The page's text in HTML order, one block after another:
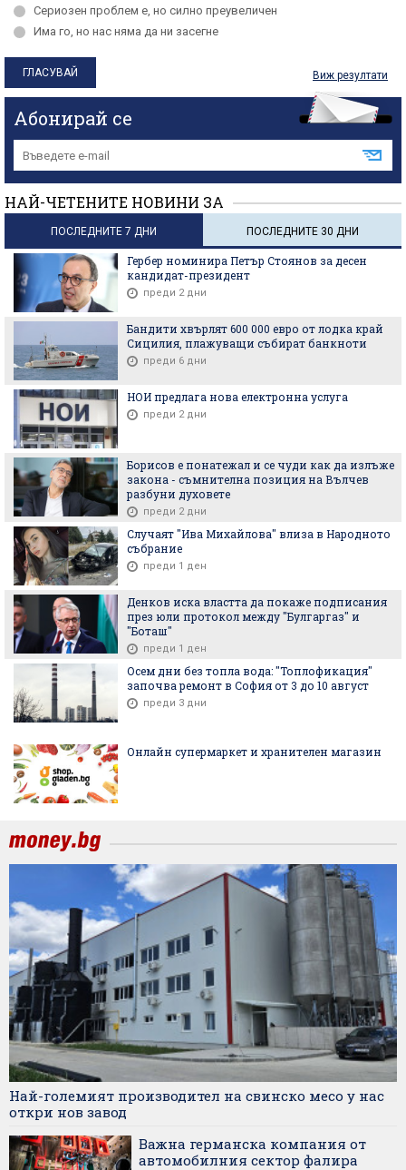
Сериозен проблем е, но силно преувеличен
Има го, но нас няма да ни засегне
Виж резултати
Абонирай се
НАЙ-ЧЕТЕНИТЕ НОВИНИ ЗА
ПОСЛЕДНИТЕ 7 ДНИ ПОСЛЕДНИТЕ 30 ДНИ
Гербер номинира Петър Стоянов за десен
кандидат-президент
преди 2 дни
Бандити хвърлят 600 000 евро от лодка край
Сицилия, плажуващи събират банкноти
преди 6 дни
НОИ предлага нова електронна услуга
преди 2 дни
Борисов е понатежал и се чуди как да излъже
закона - съмнителна позиция на Вълчев
разбуни духовете
преди 2 дни
Случаят "Ива Михайлова" влиза в Народното
събрание
преди 1 ден
Денков иска властта да покаже подписания
през юли протокол между "Булгаргаз" и
"Боташ"
преди 1 ден
Осем дни без топла вода: "Топлофикация"
започва ремонт в София от 3 до 10 август
преди 3 дни
Онлайн супермаркет и хранителен магазин
Най-големият производител на свинско месо у нас
откри нов завод
Важна германска компания от
автомобилния сектор фалира